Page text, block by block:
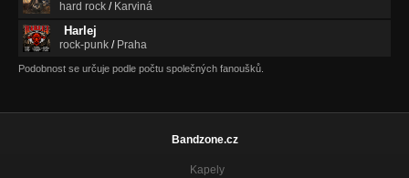
hard rock / Karviná
Harlej
rock-punk / Praha
Podobnost se určuje podle počtu společných fanoušků.
Bandzone.cz
Kapely